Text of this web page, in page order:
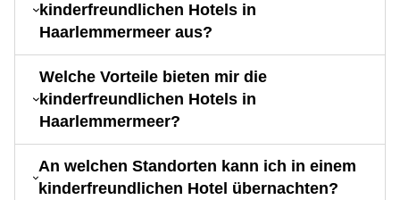
kinderfreundlichen Hotels in
Haarlemmermeer aus?
Welche Vorteile bieten mir die
kinderfreundlichen Hotels in
Haarlemmermeer?
An welchen Standorten kann ich in einem
kinderfreundlichen Hotel übernachten?